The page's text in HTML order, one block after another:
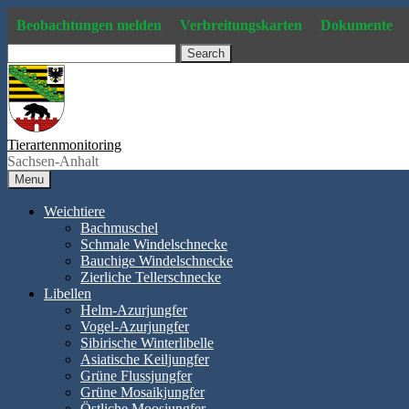
to
content
Beobachtungen melden Verbreitungskarten Dokumente
Tierartenmonitoring
Sachsen-Anhalt
Menu
Weichtiere
Bachmuschel
Schmale Windelschnecke
Bauchige Windelschnecke
Zierliche Tellerschnecke
Libellen
Helm-Azurjungfer
Vogel-Azurjungfer
Sibirische Winterlibelle
Asiatische Keiljungfer
Grüne Flussjungfer
Grüne Mosaikjungfer